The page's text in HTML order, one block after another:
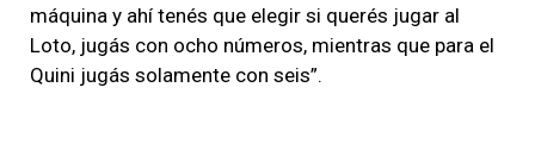
máquina y ahí tenés que elegir si querés jugar al
Loto, jugás con ocho números, mientras que para el
Quini jugás solamente con seis”.